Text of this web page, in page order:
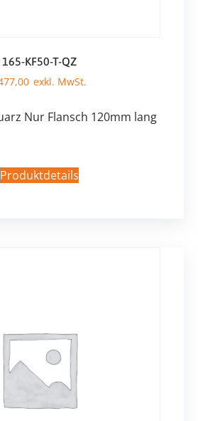
165-KF50-T-QZ
Nur Flansch 120mm lang
Produktdetails